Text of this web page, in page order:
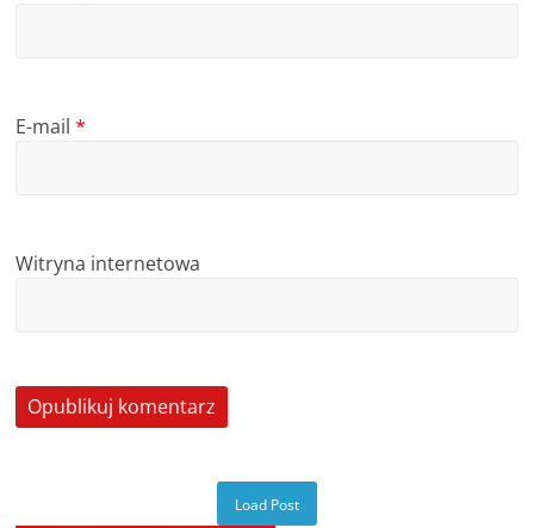
E-mail*
Witryna internetowa
Load Post